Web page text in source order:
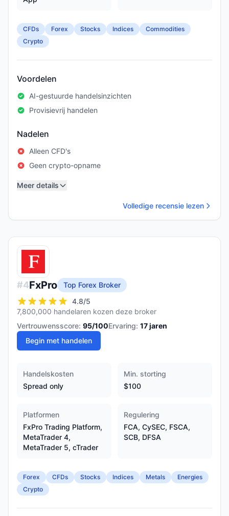
CFDs Forex Stocks Indices
Commodities
Crypto
Voordelen
AI-gestuurde handelsinzichten
Provisievrij handelen
Nadelen
Alleen CFD's
Geen crypto-opname
Meer details
Volledige recensie lezen
#4FxPro
Top Forex Broker
4.8/5
7,800,000 handelaren kozen deze broker
Vertrouwensscore: 95/100Ervaring: 17jaren
Begin met handelen
Handelskosten
Spread only
Min. storting
$100
Platformen
FxPro Trading Platform,
MetaTrader 4,
MetaTrader 5, cTrader
Regulering
FCA, CySEC, FSCA,
SCB, DFSA
Forex CFDs Stocks Indices Metals
Energies
Crypto